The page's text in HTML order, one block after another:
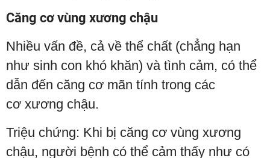
Căng cơ vùng xương chậu
Nhiều vấn đề, cả về thể chất (chẳng hạn
như sinh con khó khăn) và tình cảm, có thể
dẫn đến căng cơ mãn tính trong các
cơ xương chậu.
Triệu chứng: Khi bị căng cơ vùng xương
chậu, người bệnh có thể cảm thấy như có